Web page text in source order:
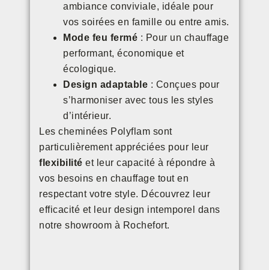
ambiance conviviale, idéale pour
vos soirées en famille ou entre amis.
Mode feu fermé : Pour un chauffage
performant, économique et
écologique.
Design adaptable : Conçues pour
s’harmoniser avec tous les styles
d’intérieur.
Les cheminées Polyflam sont
particulièrement appréciées pour leur
flexibilité et leur capacité à répondre à
vos besoins en chauffage tout en
respectant votre style. Découvrez leur
efficacité et leur design intemporel dans
notre showroom à Rochefort.